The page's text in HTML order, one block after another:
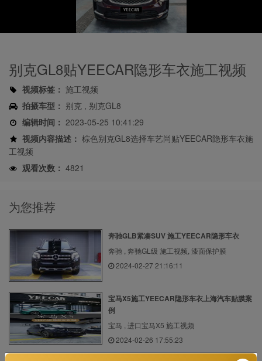
Video
别克GL8贴YEECAR隐形车衣施工视频
视频标签： 施工视频
拍摄车型： 别克 , 别克GL8
编辑时间： 2023-05-25 10:41:29
视频内容描述： 棕色别克GL8选择车艺尚贴YEECAR隐形车衣施
工视频
观看次数： 4821
为您推荐
奔驰GLB紧凑SUV 施工YEECAR隐形车衣
奔驰 , 奔驰GL级 施工视频, 漆面保护膜
2024-02-27 21:16:11
宝马X5施工YEECAR隐形车衣上海汽车贴膜案
例
宝马 , 进口宝马X5 施工视频
2024-02-26 17:55:23